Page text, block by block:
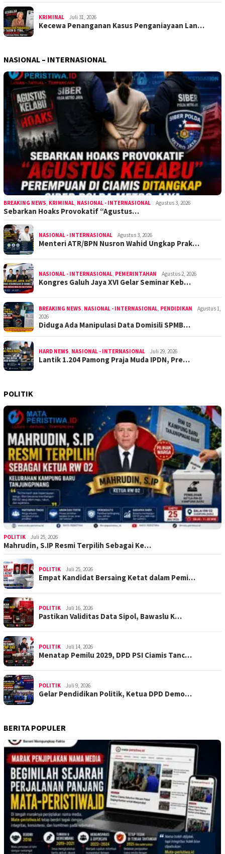
KRIMINAL Juli 31, 2026
Kecewa Penanganan Kasus Penganiayaan Lan…
NASIONAL – INTERNASIONAL
BREAKING NEWS KRIMINAL NASIONAL - INTERNASIONAL Agustus 3, 2026
Sebarkan Hoaks Provokatif “Agustus…
NASIONAL - INTERNASIONAL Agustus 3, 2026
Menteri ATR/BPN Nusron Wahid Ungkap Prak…
NASIONAL - INTERNASIONAL PEMERINTAHAN Agustus 2, 2026
Kongres Galuh Jaya XVI Gelar Seminar Keb…
BREAKING NEWS NASIONAL - INTERNASIONAL PENDIDIKAN
Agustus 1,
2026
Diduga Ada Manipulasi Data Domisili SPMB…
HARD NEWS NASIONAL - INTERNASIONAL Juli 29, 2026
Lantik 1.204 Pamong Praja Muda IPDN, Pre…
POLITIK
POLITIK Juli 25, 2026
Mahrudin, S.IP Resmi Terpilih Sebagai Ke…
POLITIK Juli 25, 2026
Empat Kandidat Bersaing Ketat dalam Pemi…
POLITIK Juli 16, 2026
Pastikan Validitas Data Sipol, Bawaslu K…
POLITIK Juli 14, 2026
Menatap Pemilu 2029, DPD PSI Ciamis Tanc…
POLITIK Juli 9, 2026
Gelar Pendidikan Politik, Ketua DPD Demo…
BERITA POPULER